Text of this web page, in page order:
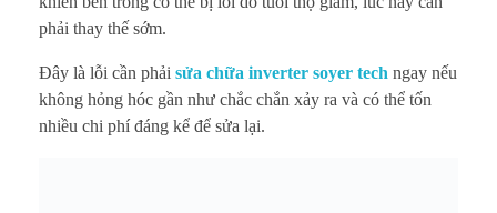
phải thay thế sớm.
Đây là lỗi cần phải sửa chữa inverter soyer tech ngay nếu
không hỏng hóc gần như chắc chắn xảy ra và có thể tốn
nhiều chi phí đáng kể để sửa lại.